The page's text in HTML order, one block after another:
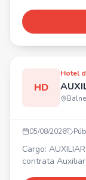
anuais. ✨ Oferecemos plano de carreira. ✅ Requisitos:
Não exige
HD
Hotel
05/08/2026
Cargo: AUXILIAR DE
contrata Auxiliar de